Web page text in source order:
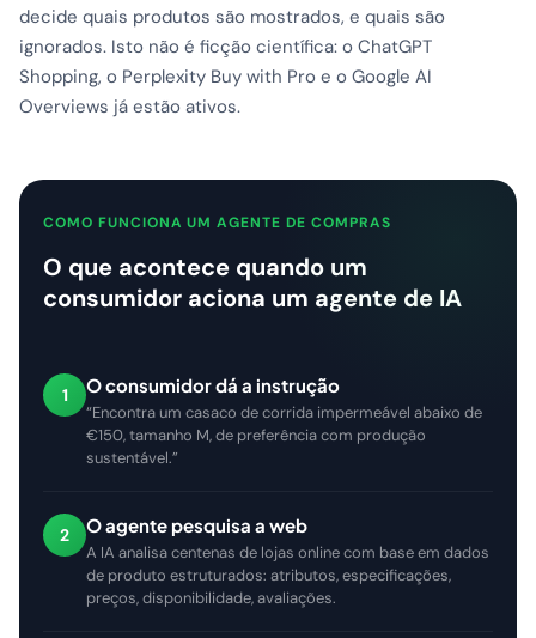
decide quais produtos são mostrados, e quais são
ignorados. Isto não é ficção científica: o ChatGPT
Shopping, o Perplexity Buy with Pro e o Google AI
Overviews já estão ativos.
COMO FUNCIONA UM AGENTE DE COMPRAS
O que acontece quando um
consumidor aciona um agente de IA
1 O consumidor dá a instrução
“Encontra um casaco de corrida impermeável abaixo de
€150, tamanho M, de preferência com produção
sustentável.”
2 O agente pesquisa a web
A IA analisa centenas de lojas online com base em dados
de produto estruturados: atributos, especificações,
preços, disponibilidade, avaliações.